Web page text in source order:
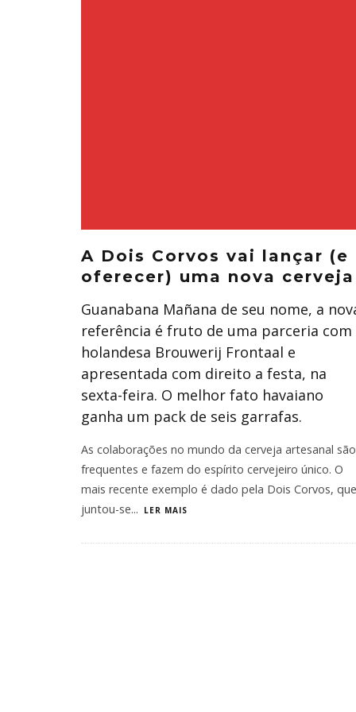
A Dois Corvos vai lançar (e
oferecer) uma nova cerveja
Guanabana Mañana de seu nome, a
referência é fruto de uma parceria com
holandesa Brouwerij Frontaal e
apresentada com direito a festa, na
sexta-feira. O melhor fato havaiano
ganha um pack de seis garrafas.
As colaborações no mundo da cerveja artesanal são
frequentes e fazem do espírito cervejeiro único. O
mais recente exemplo é dado pela Dois Corvos, que
juntou-se... LER MAIS